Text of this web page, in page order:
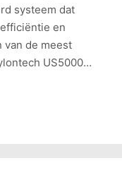
systeem dat
en
van de meest
US5000…